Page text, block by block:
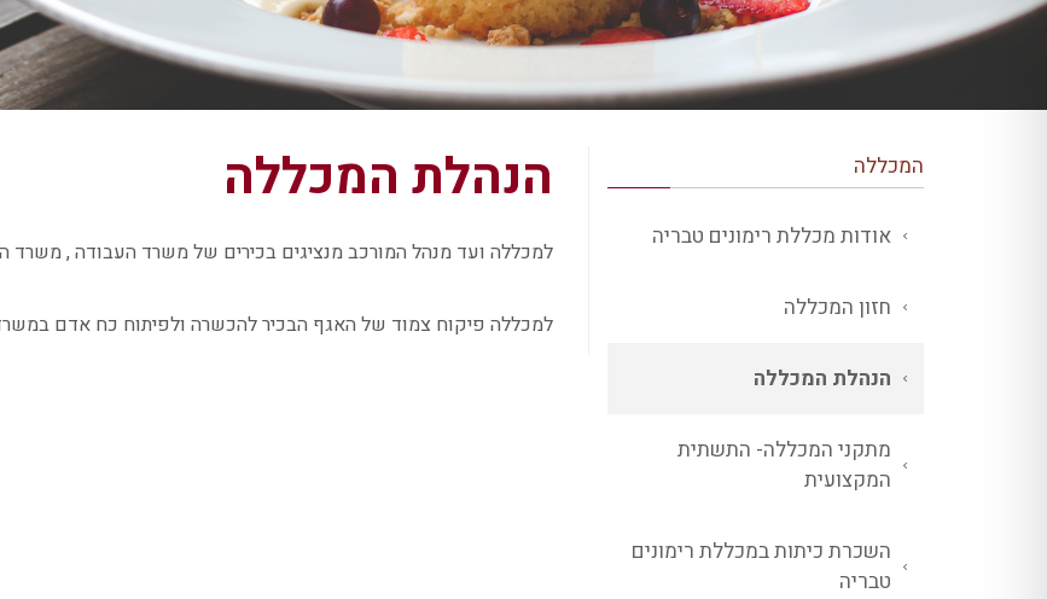
הנהלת המכללה
למכללה ועד מנהל המורכב מנציגים בכירים של משרד העבודה , משרד
למכללה פיקוח צמוד של האגף הבכיר להכשרה ולפיתוח כח אדם
המכללה
אודות מכללת רימונים טבריה
חזון המכללה
הנהלת המכללה
מתקני המכללה- התשתית
המקצועית
השכרת כיתות במכללת רימונים
טבריה